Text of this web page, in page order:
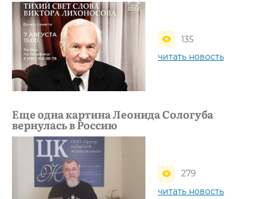
135
читать новость
Еще одна картина Леонида Сологуба
вернулась в Россию
279
читать новость